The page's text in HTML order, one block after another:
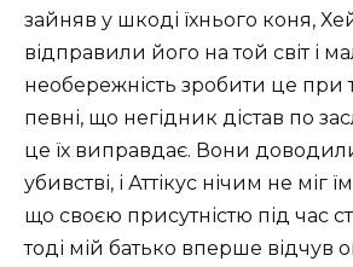
зайняв у шкоді їхнього коня,
відправили його на той світ і
необережність зробити це при
певні, що негідник дістав по
це їх виправдає. Вони
убивстві, і Аттікус нічим не міг
що своєю присутністю під час
тоді мій батько вперше відчув